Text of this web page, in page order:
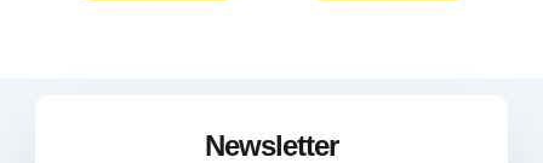
Newsletter